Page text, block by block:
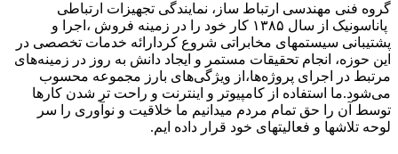
گروه فنی مهندسی ارتباط ساز، نمایندگی تجهیزات ارتباطی
پاناسونیک از سال ۱۳۸۵ کار خود را در زمینه فروش ،اجرا و
پشتیبانی سیستمهای مخابراتی شروع کردارائه خدمات تخصصی در
این حوزه، انجام تحقیقات مستمر و ایجاد دانش به‌ روز در زمینه‌های
مرتبط در اجرای پروژه‌ها،از ویژگی‌های بارز مجموعه محسوب
می‌شود.ما استفاده از کامپیوتر و اینترنت و راحت تر شدن کارها
توسط آن را حق تمام مردم میدانیم ما خلاقیت و نوآوری را سر
لوحه تلاشها و فعالیتهای خود قرار داده ایم.